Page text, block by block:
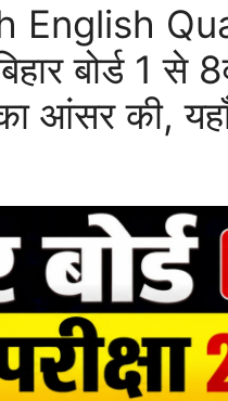
English
बोर्ड 1 से
आंसर की,